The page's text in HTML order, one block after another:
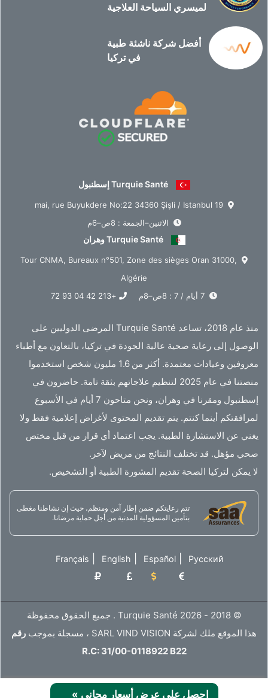
لميسري السياحة العلاجية
أفضل شركة ناشئة طبية
في تركيا
Turquie Santé إسطنبول
19 mai, rue Buyukdere No:22 34360 Şişli / Istanbul
الاثنين–الجمعة : 8ص–6م
Turquie Santé وهران
Tour CNMA, Bureaux n°501, Zone des sièges Oran 31000,
Algérie
+213 42 04 93 72
منذ عام 2018، تساعد Turquie Santé المرضى الدوليين على
الوصول إلى رعاية صحية عالية الجودة في تركيا، بالتعاون مع أطباء
معروفين وعيادات معتمدة. أكثر من 1.6 مليون شخص استخدموا
منصتنا في عام 2025 لتنظيم علاجاتهم بثقة تامة. حاضرون في
إسطنبول ومقرنا في وهران، ونحن متاحون 7 أيام في الأسبوع
لمرافقتكم أينما كنتم. يتم تقديم المحتوى لأغراض إعلامية فقط ولا
يغني عن الاستشارة الطبية. يجب اعتماد أي قرار من قبل مختص
صحي مؤهل. قد تختلف النتائج من مريض لآخر.
لا يمكن لتركيا الصحة تقديم المشورة الطبية أو التشخيص.
تتم رعايتكم ضمن إطار آمن ومنظم، حيث إن نشاطنا مغطى
بتأمين المسؤولية المدنية من أجل حماية مرضانا.
Français English Español| Русский
© 2018 - 2026 Turquie Santé . جميع الحقوق محفوظة
هذا الموقع ملك لشركة SARL VIND VISION ، مسجلة بموجب
رقم
R.C: 31/00-0118922 B22
إحصل على عرض أسعار مجاني »